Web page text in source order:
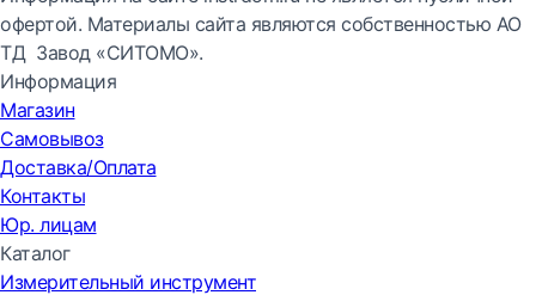
офертой. Материалы сайта являются собственностью АО
ТД Завод «СИТОМО».
Информация
Магазин
Самовывоз
Доставка/Оплата
Контакты
Юр. лицам
Каталог
Измерительный инструмент